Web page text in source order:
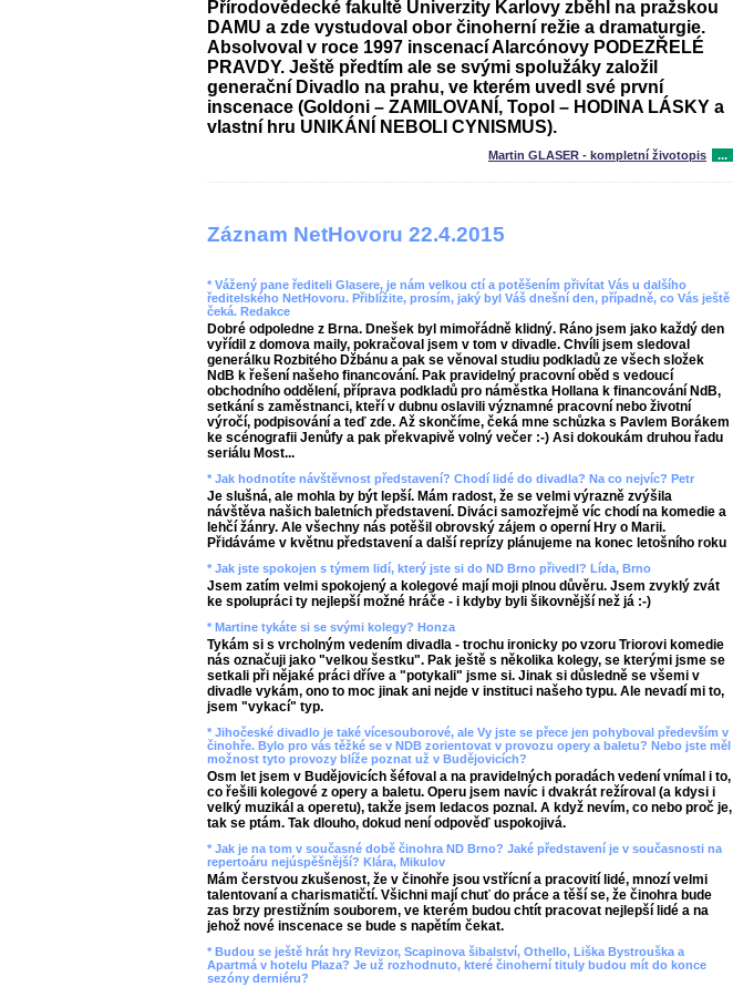
Přírodovědecké fakultě Univerzity Karlovy zběhl na pražskou
DAMU a zde vystudoval obor činoherní režie a dramaturgie.
Absolvoval v roce 1997 inscenací Alarcónovy PODEZŘELÉ
PRAVDY. Ještě předtím ale se svými spolužáky založil
generační Divadlo na prahu, ve kterém uvedl své první
inscenace (Goldoni – ZAMILOVANÍ, Topol – HODINA LÁSKY a
vlastní hru UNIKÁNÍ NEBOLI CYNISMUS).
Martin GLASER - kompletní životopis ...
Záznam NetHovoru 22.4.2015
* Vážený pane řediteli Glasere, je nám velkou ctí a potěšením přivítat Vás u dalšího
ředitelského NetHovoru. Přiblížite, prosím, jaký byl Váš dnešní den, případně, co Vás ještě
čeká. Redakce
Dobré odpoledne z Brna. Dnešek byl mimořádně klidný. Ráno jsem jako každý den
vyřídil z domova maily, pokračoval jsem v tom v divadle. Chvíli jsem sledoval
generálku Rozbitého Džbánu a pak se věnoval studiu podkladů ze všech složek
NdB k řešení našeho financování. Pak pravidelný pracovní oběd s vedoucí
obchodního oddělení, příprava podkladů pro náměstka Hollana k financování NdB,
setkání s zaměstnanci, kteří v dubnu oslavili významné pracovní nebo životní
výročí, podpisování a teď zde. Až skončíme, čeká mne schůzka s Pavlem Borákem
ke scénografii Jenůfy a pak překvapivě volný večer :-) Asi dokoukám druhou řadu
seriálu Most...
* Jak hodnotíte návštěvnost představení? Chodí lidé do divadla? Na co nejvíc? Petr
Je slušná, ale mohla by být lepší. Mám radost, že se velmi výrazně zvýšila
návštěva našich baletních představení. Diváci samozřejmě víc chodí na komedie a
lehčí žánry. Ale všechny nás potěšil obrovský zájem o operní Hry o Marii.
Přidáváme v květnu představení a další reprízy plánujeme na konec letošního roku
* Jak jste spokojen s týmem lidí, který jste si do ND Brno přivedl? Lída, Brno
Jsem zatím velmi spokojený a kolegové mají moji plnou důvěru. Jsem zvyklý zvát
ke spolupráci ty nejlepší možné hráče - i kdyby byli šikovnější než já :-)
* Martine tykáte si se svými kolegy? Honza
Tykám si s vrcholným vedením divadla - trochu ironicky po vzoru Triorovi komedie
nás označuji jako "velkou šestku". Pak ještě s několika kolegy, se kterými jsme se
setkali při nějaké práci dříve a "potykali" jsme si. Jinak si důsledně se všemi v
divadle vykám, ono to moc jinak ani nejde v instituci našeho typu. Ale nevadí mi to,
jsem "vykací" typ.
* Jihočeské divadlo je také vícesouborové, ale Vy jste se přece jen pohyboval především v
činohře. Bylo pro vás těžké se v NDB zorientovat v provozu opery a baletu? Nebo jste měl
možnost tyto provozy blíže poznat už v Budějovicích?
Osm let jsem v Budějovicích šéfoval a na pravidelných poradách vedení vnímal i to,
co řešili kolegové z opery a baletu. Operu jsem navíc i dvakrát režíroval (a kdysi i
velký muzikál a operetu), takže jsem ledacos poznal. A když nevím, co nebo proč je,
tak se ptám. Tak dlouho, dokud není odpověď uspokojivá.
* Jak je na tom v současné době činohra ND Brno? Jaké představení je v současnosti na
repertoáru nejúspěšnější? Klára, Mikulov
Mám čerstvou zkušenost, že v činohře jsou vstřícní a pracovití lidé, mnozí velmi
talentovaní a charismatičtí. Všichni mají chuť do práce a těší se, že činohra bude
zas brzy prestižním souborem, ve kterém budou chtít pracovat nejlepší lidé a na
jehož nové inscenace se bude s napětím čekat.
* Budou se ještě hrát hry Revizor, Scapinova šibalství, Othello, Liška Bystrouška a
Apartmá v hotelu Plaza? Je už rozhodnuto, které činoherní tituly budou mít do konce
sezóny derniéru?